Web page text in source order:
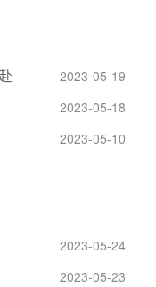
2023-05-19
2023-05-18
2023-05-10
2023-05-24
2023-05-23